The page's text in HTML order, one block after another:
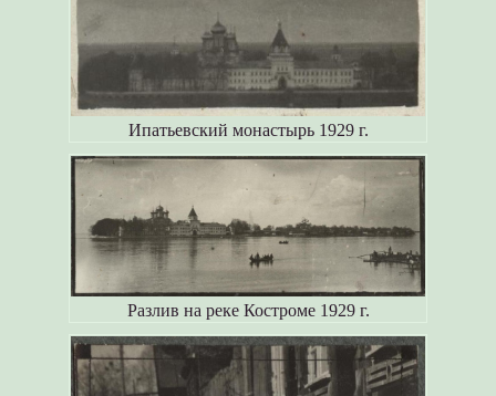
Ипатьевский монастырь 1929 г.
Разлив на реке Костроме 1929 г.